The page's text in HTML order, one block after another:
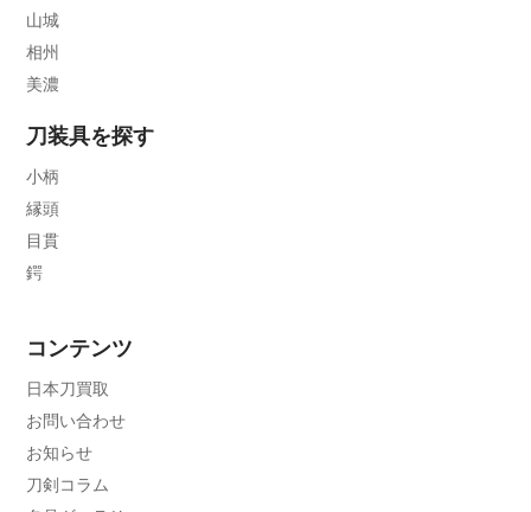
山城
相州
美濃
刀装具を探す
小柄
縁頭
目貫
鍔
コンテンツ
日本刀買取
お問い合わせ
お知らせ
刀剣コラム